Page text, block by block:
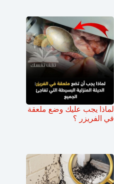
لماذا يجب عليك وضع ملعقة
في الفريزر ؟